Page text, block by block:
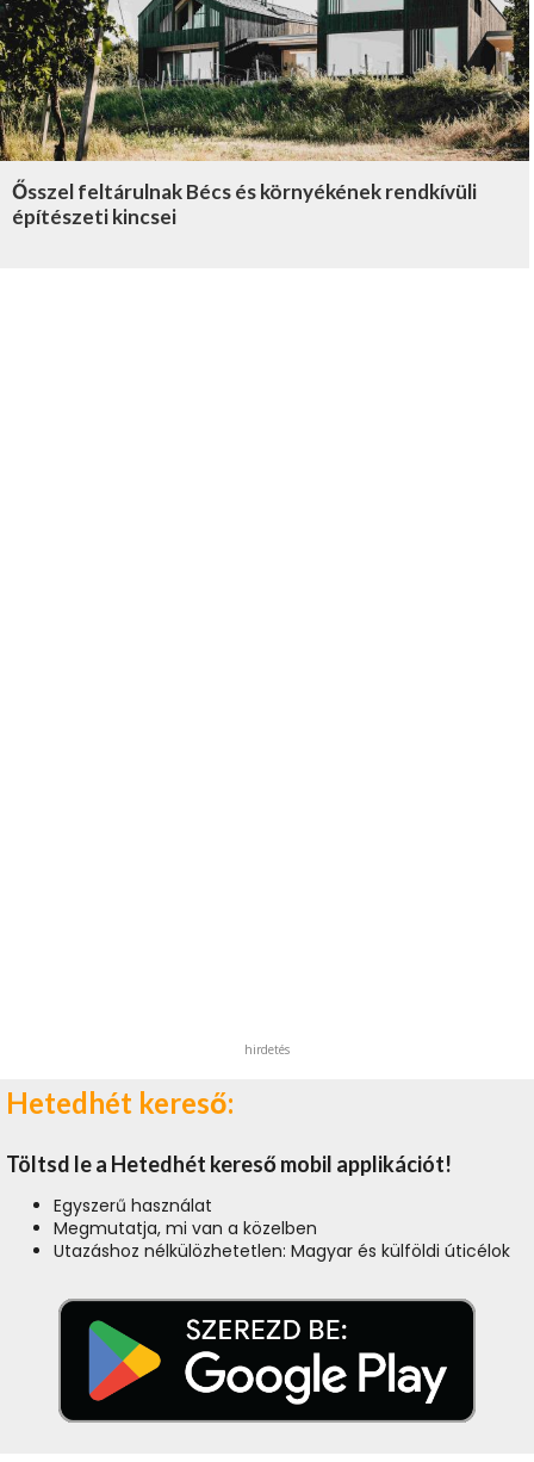
Ősszel feltárulnak Bécs és környékének rendkívüli
építészeti kincsei
hirdetés
Hetedhét kereső:
Töltsd le a Hetedhét kereső mobil applikációt!
Egyszerű használat
Megmutatja, mi van a közelben
Utazáshoz nélkülözhetetlen: Magyar és külföldi úticélok